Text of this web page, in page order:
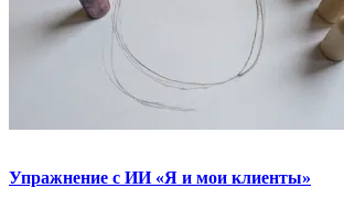
Упражнение с ИИ «Я и мои клиенты»